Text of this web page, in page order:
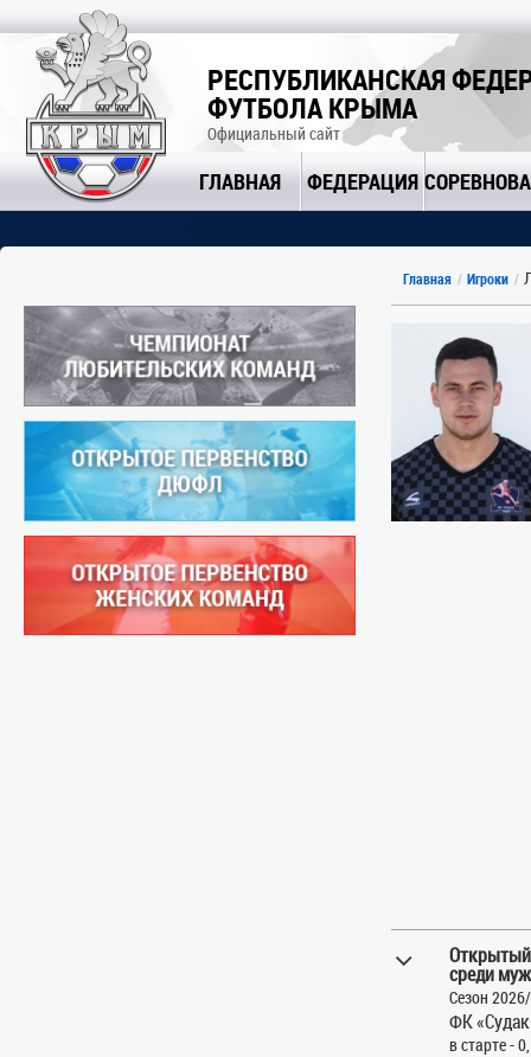
РЕСПУБЛИКАНСКАЯ
ФУТБОЛА КРЫМА
Официальный сайт
ГЛАВНАЯ ФЕДЕРАЦИЯ
Главная Игроки
среди
Сезон
ФК
в старте -